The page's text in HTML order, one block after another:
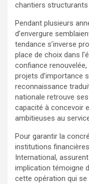
chantiers structurants
Pendant plusieurs
d’envergure
tendance s’inverse
place de choix dans
confiance
projets d’importance
reconnaissance
nationale retrouve
capacité à concevoir
ambitieuses au
Pour garantir la
institutions
International,
implication témoigne
cette opération qui se